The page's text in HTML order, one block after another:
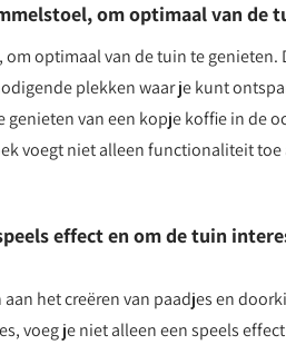
om optimaal van de
optimaal van de tuin te genieten.
plekken waar je kunt
van een kopje koffie in de
voegt niet alleen functionaliteit toe
effect en om de tuin
het creëren van paadjes en
voeg je niet alleen een speels